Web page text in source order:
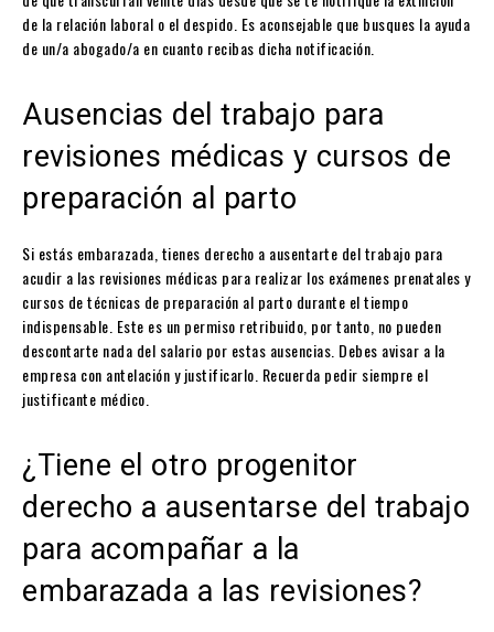
de la relación laboral o el despido. Es aconsejable que busques la ayuda
de un/a abogado/a en cuanto recibas dicha notificación.
Ausencias del trabajo para
revisiones médicas y cursos de
preparación al parto
Si estás embarazada, tienes derecho a ausentarte del trabajo para
acudir a las revisiones médicas para realizar los exámenes prenatales y
cursos de técnicas de preparación al parto durante el tiempo
indispensable. Este es un permiso retribuido, por tanto, no pueden
descontarte nada del salario por estas ausencias. Debes avisar a la
empresa con antelación y justificarlo. Recuerda pedir siempre el
justificante médico.
¿Tiene el otro progenitor
derecho a ausentarse del trabajo
para acompañar a la
embarazada a las revisiones?